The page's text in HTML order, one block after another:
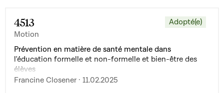
4513
Motion
Adopté(e)
Prévention en matière de santé mentale dans
l'éducation formelle et non-formelle et bien-être des
élèves
Francine Closener · 11.02.2025